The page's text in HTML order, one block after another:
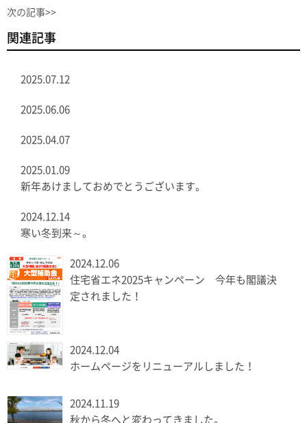
次の記事>>
関連記事
2025.07.12
2025.06.06
2025.04.07
2025.01.09
新年あけましておめでとうございます。
2024.12.14
寒い冬到来～。
2024.12.06
住宅省エネ2025キャンペーン 今年も閣議決
定されました！
2024.12.04
ホームページをリニューアルしました！
2024.11.19
秋から冬へと変わってきました。